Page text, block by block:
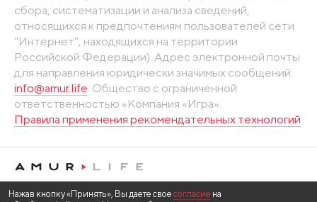
сбора, систематизации и анализа сведений,
относящихся к предпочтениям пользователей сети
"Интернет", находящихся на территории
Российской Федерации). Адрес электронной почты
для направления юридически значимых сообщений:
info@amur.life. Общество с ограниченной
ответственностью «Компания «Игра».
Правила применения рекомендательных технологий
Нажав кнопку «Принять», Вы даете свое согласие на